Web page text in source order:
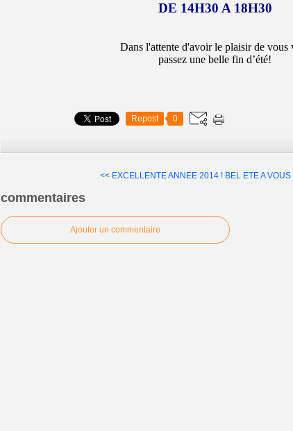
DE 14H30 A 18H30
Dans l'attente d'avoir le plaisir de vous
passez une belle fin d’été!
Repost 0
<< EXCELLENTE ANNEE 2014 ! BEL ETE A
commentaires
Ajouter un commentaire